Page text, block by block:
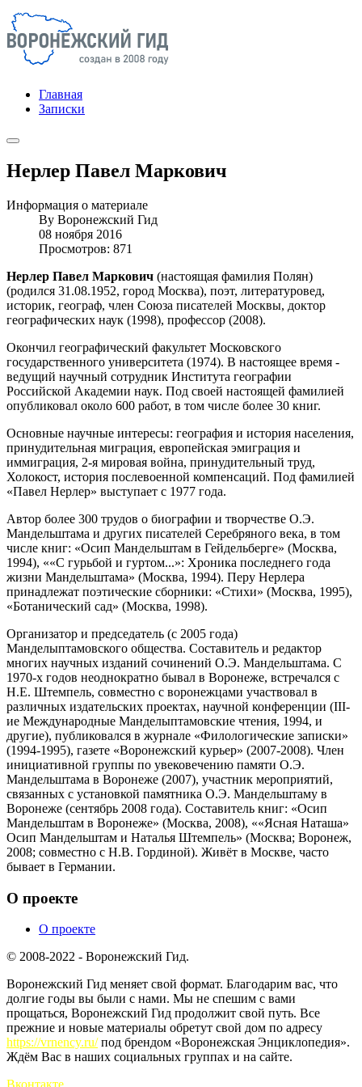
Главная
Записки
Нерлер Павел Маркович
Информация о материале
By Воронежский Гид
08 ноября 2016
Просмотров: 871
Нерлер Павел Маркович (настоящая фамилия Полян)
(родился 31.08.1952, город Москва), поэт, литературовед,
историк, географ, член Союза писателей Москвы, доктор
географических наук (1998), профессор (2008).
Окончил географический факультет Московского
государственного университета (1974). В настоящее время -
ведущий научный сотрудник Института географии
Российской Академии наук. Под своей настоящей фамилией
опубликовал около 600 работ, в том числе более 30 книг.
Основные научные интересы: география и история населения,
принудительная миграция, европейская эмиграция и
иммиграция, 2-я мировая война, принудительный труд,
Холокост, история послевоенной компенсаций. Под фамилией
«Павел Нерлер» выступает с 1977 года.
Автор более 300 трудов о биографии и творчестве О.Э.
Мандельштама и других писателей Серебряного века, в том
числе книг: «Осип Мандельштам в Гейдельберге» (Москва,
1994), ««С гурьбой и гуртом...»: Хроника последнего года
жизни Мандельштама» (Москва, 1994). Перу Нерлера
принадлежат поэтические сборники: «Стихи» (Москва, 1995),
«Ботанический сад» (Москва, 1998).
Организатор и председатель (с 2005 года)
Манделыптамовского общества. Составитель и редактор
многих научных изданий сочинений О.Э. Мандельштама. С
1970-х годов неоднократно бывал в Воронеже, встречался с
Н.Е. Штемпель, совместно с воронежцами участвовал в
различных издательских проектах, научной конференции (III-
ие Международные Манделыптамовские чтения, 1994, и
другие), публиковался в журнале «Филологические записки»
(1994-1995), газете «Воронежский курьер» (2007-2008). Член
инициативной группы по увековечению памяти О.Э.
Мандельштама в Воронеже (2007), участник мероприятий,
связанных с установкой памятника О.Э. Мандельштаму в
Воронеже (сентябрь 2008 года). Составитель книг: «Осип
Мандельштам в Воронеже» (Москва, 2008), ««Ясная Наташа»
Осип Мандельштам и Наталья Штемпель» (Москва; Воронеж,
2008; совместно с Н.В. Гординой). Живёт в Москве, часто
бывает в Германии.
О проекте
О проекте
© 2008-2022 - Воронежский Гид.
Воронежский Гид меняет свой формат. Благодарим вас, что
долгие годы вы были с нами. Мы не спешим с вами
прощаться, Воронежский Гид продолжит свой путь. Все
прежние и новые материалы обретут свой дом по адресу
https://vrnency.ru/под брендом «Воронежская Энциклопедия».
Ждём Вас в наших социальных группах и на сайте.